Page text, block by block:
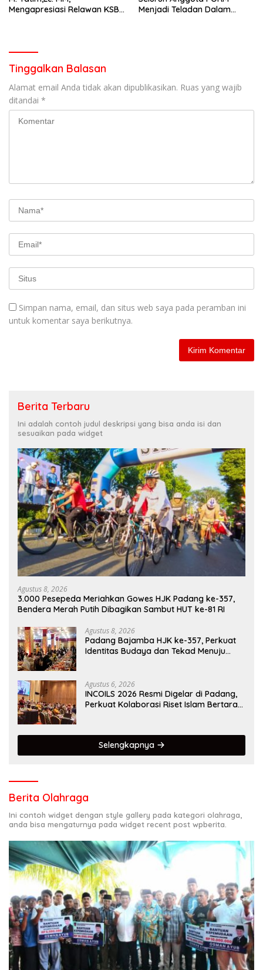
Mengapresiasi Relawan KSB
Menjadi Teladan Dalam
Tinggalkan Balasan
Alamat email Anda tidak akan dipublikasikan. Ruas yang wajib
ditandai *
Simpan nama, email, dan situs web saya pada peramban ini
untuk komentar saya berikutnya.
Berita Terbaru
Ini adalah contoh judul deskripsi yang bisa anda isi dan
sesuaikan pada widget
Agustus 8, 2026
3.000 Pesepeda Meriahkan Gowes HJK Padang ke-357,
Bendera Merah Putih Dibagikan Sambut HUT ke-81 RI
Agustus 8, 2026
Padang Bajamba HJK ke-357, Perkuat
Identitas Budaya dan Tekad Menuju
Agustus 6, 2026
INCOILS 2026 Resmi Digelar di Padang,
Perkuat Kolaborasi Riset Islam Bertaraf
Selengkapnya
Berita Olahraga
Ini contoh widget dengan style gallery pada kategori olahraga,
anda bisa mengaturnya pada widget recent post wpberita.